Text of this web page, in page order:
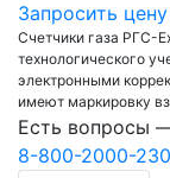
Запросить цену
Счетчики газа РГС-
технологического
электронными
имеют маркировку
Есть вопросы
8-800-2000-230